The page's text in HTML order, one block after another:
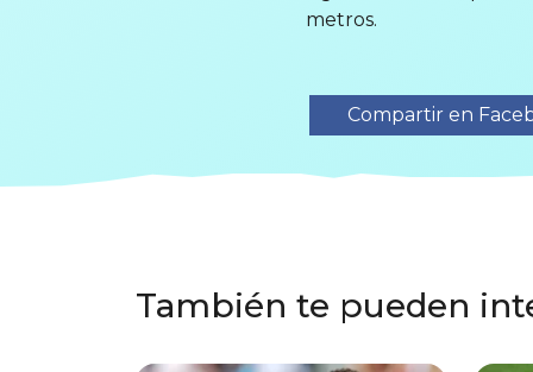
metros.
Compartir en
También te pueden